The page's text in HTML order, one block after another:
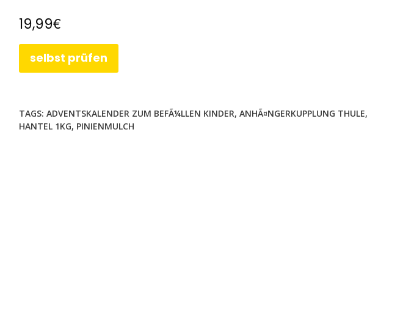
19,99€
selbst prüfen
TAGS: ADVENTSKALENDER ZUM BEFÃ¼LLEN KINDER, ANHÃ¤NGERKUPPLUNG THULE,
HANTEL 1KG, PINIENMULCH